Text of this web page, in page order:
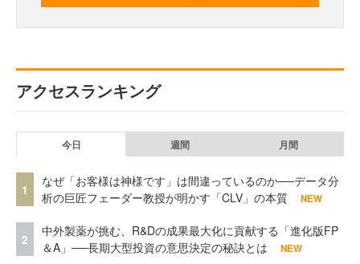
アクセスランキング
今日 週間 月間
1
なぜ「お客様は神様です」は間違っているのか──データ分
析の巨匠フェーダー教授が明かす「CLV」の本質
NEW
2
中外製薬が挑む、R&Dの成果最大化に貢献する「進化版FP
＆A」──長期大型投資の意思決定の秘訣とは
NEW